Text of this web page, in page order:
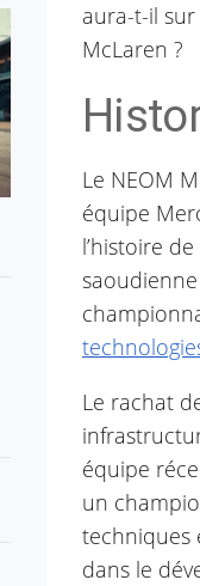
aura-t-il
McLaren ?
Le NEOM
équipe
l’histoire
Le rachat
équipe
un
techniques
dans le